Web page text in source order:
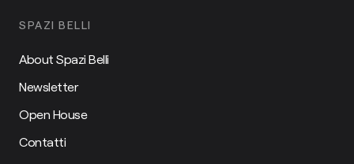
SPAZI BELLI
About Spazi Belli
Newsletter
Open House
Contatti